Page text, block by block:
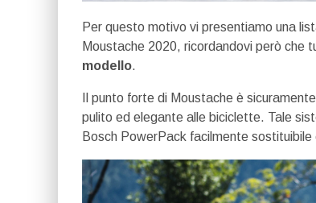
Per questo motivo vi presentiamo una
Moustache 2020, ricordandovi però che
modello.
Il punto forte di Moustache è sicuramente
pulito ed elegante alle biciclette. Tale
Bosch PowerPack facilmente sostituibile